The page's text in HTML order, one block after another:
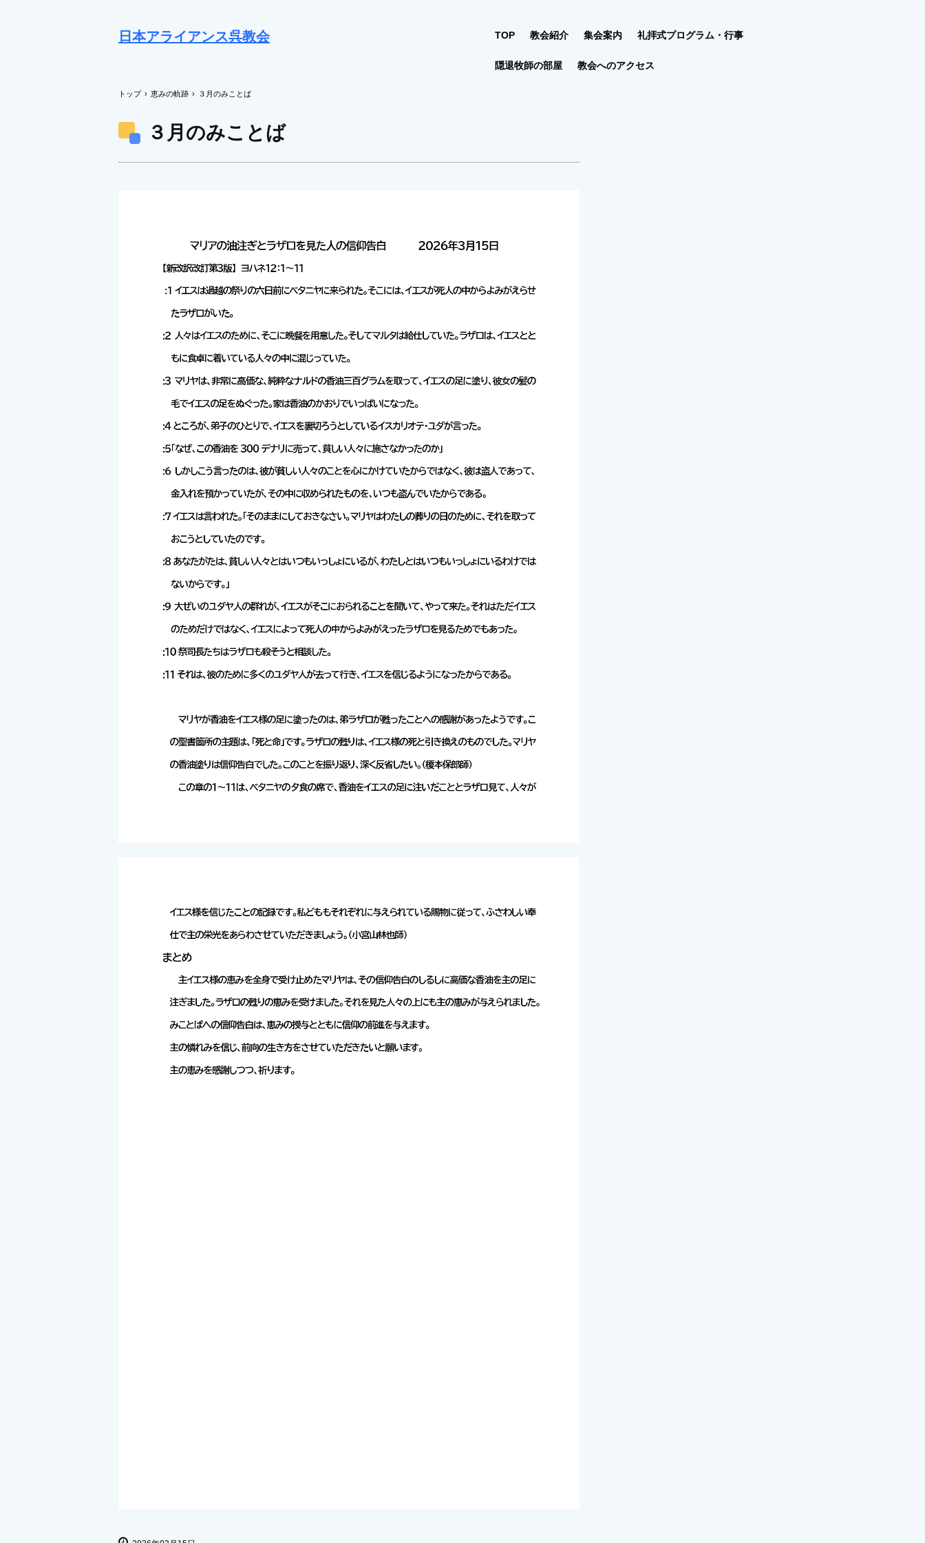
日本アライアンス呉教会 TOP 教会紹介 集会案内 礼拝式プログラム・行事
隠退牧師の部屋 教会へのアクセス
トップ › 恵みの軌跡 › ３月のみことば
３月のみことば